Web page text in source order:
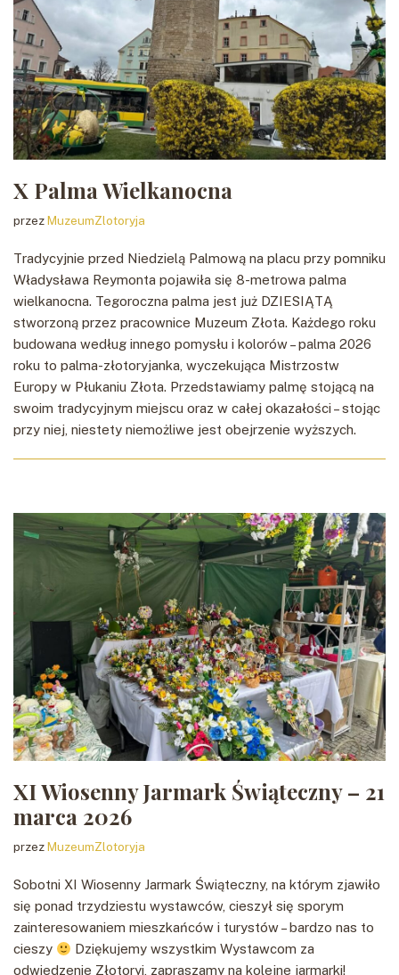
X Palma Wielkanocna
przezMuzeumZlotoryja
Tradycyjnie przed Niedzielą Palmową na placu przy pomniku
Władysława Reymonta pojawiła się 8-metrowa palma
wielkanocna. Tegoroczna palma jest już DZIESIĄTĄ
stworzoną przez pracownice Muzeum Złota. Każdego roku
budowana według innego pomysłu i kolorów – palma 2026
roku to palma-złotoryjanka, wyczekująca Mistrzostw
Europy w Płukaniu Złota. Przedstawiamy palmę stojącą na
swoim tradycyjnym miejscu oraz w całej okazałości – stojąc
przy niej, niestety niemożliwe jest obejrzenie wyższych.
XI Wiosenny Jarmark Świąteczny – 21
marca 2026
przezMuzeumZlotoryja
Sobotni XI Wiosenny Jarmark Świąteczny, na którym zjawiło
się ponad trzydziestu wystawców, cieszył się sporym
zainteresowaniem mieszkańców i turystów – bardzo nas to
cieszy
Dziękujemy wszystkim Wystawcom za
odwiedzenie Złotoryi, zapraszamy na kolejne jarmarki!